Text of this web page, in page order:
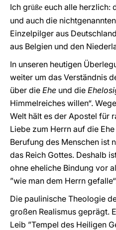
Ich grüße euch alle herzlich:
und auch die
Einzelpilger aus
aus Belgien und den
In unseren heutigen
weiter um das Verständnis
über die Ehe und die
Himmelreiches willen“.
Welt hält es der Apostel für
Liebe zum Herrn auf die
Berufung des Menschen ist
das Reich Gottes. Deshalb
ohne eheliche Bindung vor
”wie man dem Herrn
Die paulinische Theologie
großen Realismus geprägt.
Leib ”Tempel des Heiligen